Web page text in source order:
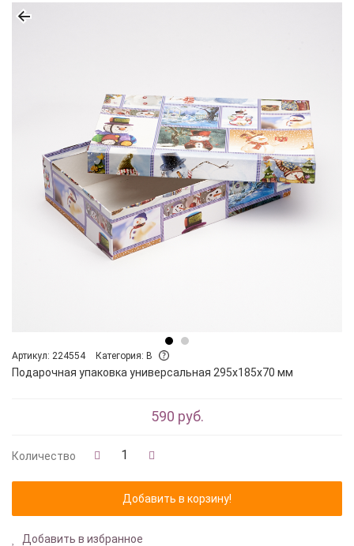
Артикул: 224554 Категория: B
Подарочная упаковка универсальная 295х185х70 мм
590 руб.
Количество
Добавить в избранное